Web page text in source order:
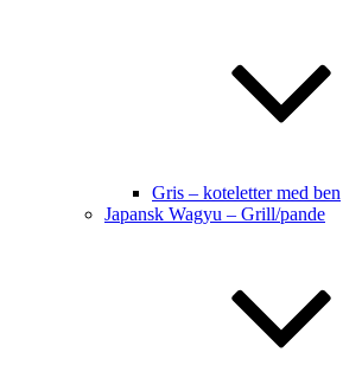
Gris – koteletter med ben
Japansk Wagyu – Grill/pande